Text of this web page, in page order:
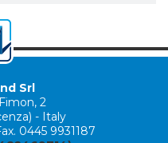
Srl
2
- Italy
0445 9931187